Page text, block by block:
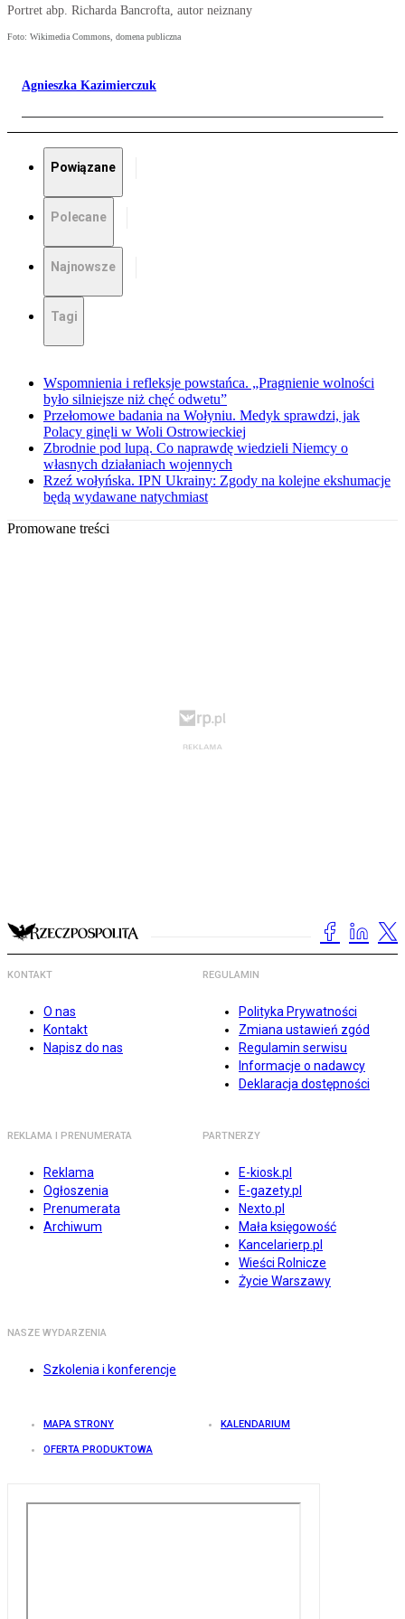
Portret abp. Richarda Bancrofta, autor neiznany
Foto: Wikimedia Commons, domena publiczna
Agnieszka Kazimierczuk
Powiązane
Polecane
Najnowsze
Tagi
Wspomnienia i refleksje powstańca. „Pragnienie wolności
było silniejsze niż chęć odwetu”
Przełomowe badania na Wołyniu. Medyk sprawdzi, jak
Polacy ginęli w Woli Ostrowieckiej
Zbrodnie pod lupą. Co naprawdę wiedzieli Niemcy o
własnych działaniach wojennych
Rzeź wołyńska. IPN Ukrainy: Zgody na kolejne ekshumacje
będą wydawane natychmiast
Promowane treści
KONTAKT
O nas
Kontakt
Napisz do nas
REGULAMIN
Polityka Prywatności
Zmiana ustawień zgód
Regulamin serwisu
Informacje o nadawcy
Deklaracja dostępności
REKLAMA I PRENUMERATA
Reklama
Ogłoszenia
Prenumerata
Archiwum
PARTNERZY
E-kiosk.pl
E-gazety.pl
Nexto.pl
Mała księgowość
Kancelarierp.pl
Wieści Rolnicze
Życie Warszawy
NASZE WYDARZENIA
Szkolenia i konferencje
MAPA STRONY KALENDARIUM
OFERTA PRODUKTOWA